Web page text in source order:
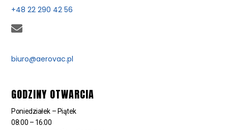
+48 22 290 42 56
biuro@aerovac.pl
GODZINY OTWARCIA
Poniedziałek – Piątek
08:00 – 16:00